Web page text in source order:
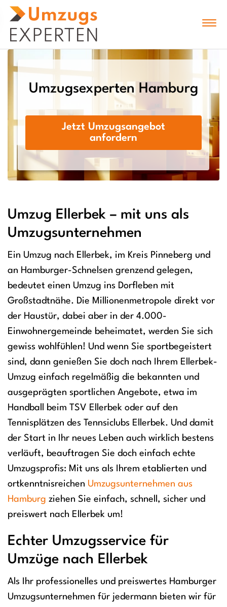
Umzugsexperten Hamburg
Jetzt Umzugsangebot
anfordern
Umzug Ellerbek – mit uns als
Umzugsunternehmen
Ein Umzug nach Ellerbek, im Kreis Pinneberg und
an Hamburger-Schnelsen grenzend gelegen,
bedeutet einen Umzug ins Dorfleben mit
Großstadtnähe. Die Millionenmetropole direkt vor
der Haustür, dabei aber in der 4.000-
Einwohnergemeinde beheimatet, werden Sie sich
gewiss wohlfühlen! Und wenn Sie sportbegeistert
sind, dann genießen Sie doch nach Ihrem Ellerbek-
Umzug einfach regelmäßig die bekannten und
ausgeprägten sportlichen Angebote, etwa im
Handball beim TSV Ellerbek oder auf den
Tennisplätzen des Tennsiclubs Ellerbek. Und damit
der Start in Ihr neues Leben auch wirklich bestens
verläuft, beauftragen Sie doch einfach echte
Umzugsprofis: Mit uns als Ihrem etablierten und
ortkenntnisreichen Umzugsunternehmen aus
Hamburg ziehen Sie einfach, schnell, sicher und
preiswert nach Ellerbek um!
Echter Umzugsservice für
Umzüge nach Ellerbek
Als Ihr professionelles und preiswertes Hamburger
Umzugsunternehmen für jedermann bieten wir für